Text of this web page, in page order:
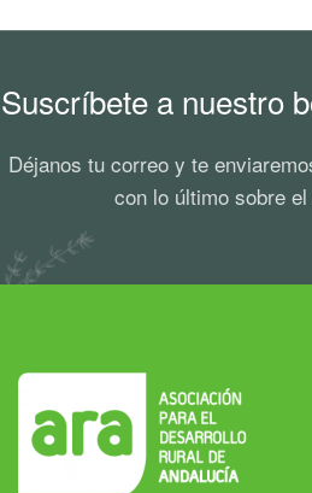
Suscríbete a nuestro
Déjanos tu correo y te
con lo último sobre